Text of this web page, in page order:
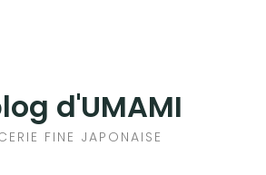
d'UMAMI
FINE JAPONAISE